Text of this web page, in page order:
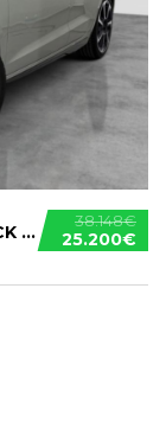
38.148€
25.200€
AUDI A1 SPORTBACK ADRENALIN BLACK EDITION S TRONIC 30 TFSI.....